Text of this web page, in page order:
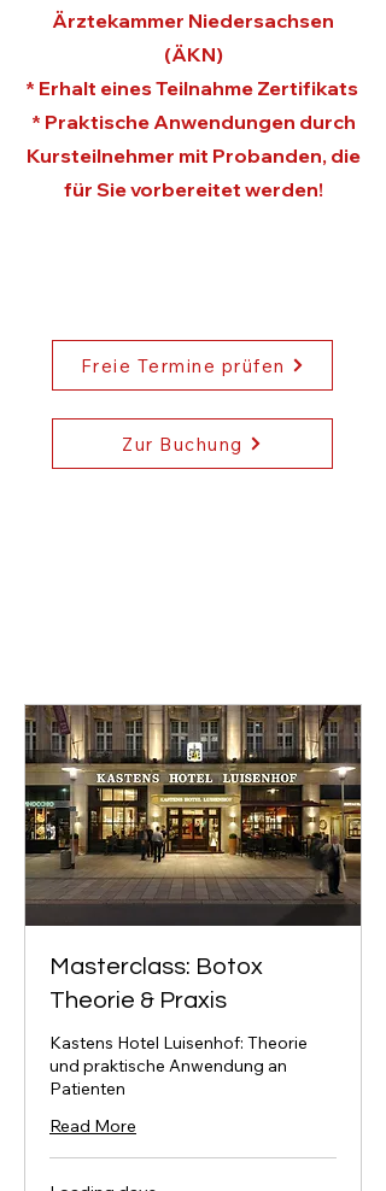
Ärztekammer Niedersachsen
(ÄKN)
* Erhalt eines Teilnahme Zertifikats
* Praktische Anwendungen durch
Kursteilnehmer mit Probanden, die
für Sie vorbereitet werden!
deutschland, botox spritzen lernen
ärzte, hyaluronsäure kurs für
fortbildung botulinumtoxin typ A, filler
und botox weiterbildung in hannover,
Freie Termine prüfen
Zur Buchung
Masterclass: Botox
Theorie & Praxis
Kastens Hotel Luisenhof: Theorie
und praktische Anwendung an
Patienten
Read More